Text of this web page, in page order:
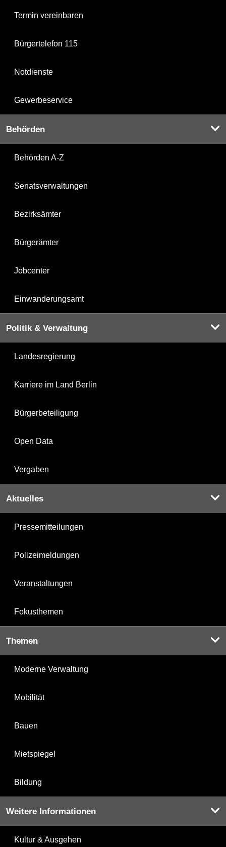
Termin vereinbaren
Bürgertelefon 115
Notdienste
Gewerbeservice
Behörden
Behörden A-Z
Senatsverwaltungen
Bezirksämter
Bürgerämter
Jobcenter
Einwanderungsamt
Politik & Verwaltung
Landesregierung
Karriere im Land Berlin
Bürgerbeteiligung
Open Data
Vergaben
Aktuelles
Pressemitteilungen
Polizeimeldungen
Veranstaltungen
Fokusthemen
Themen
Moderne Verwaltung
Mobilität
Bauen
Mietspiegel
Bildung
Weitere Informationen
Kultur & Ausgehen